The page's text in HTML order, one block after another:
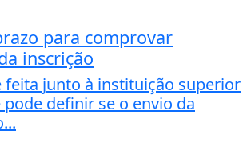
para comprovar
inscrição
feita junto à instituição superior
definir se o envio da